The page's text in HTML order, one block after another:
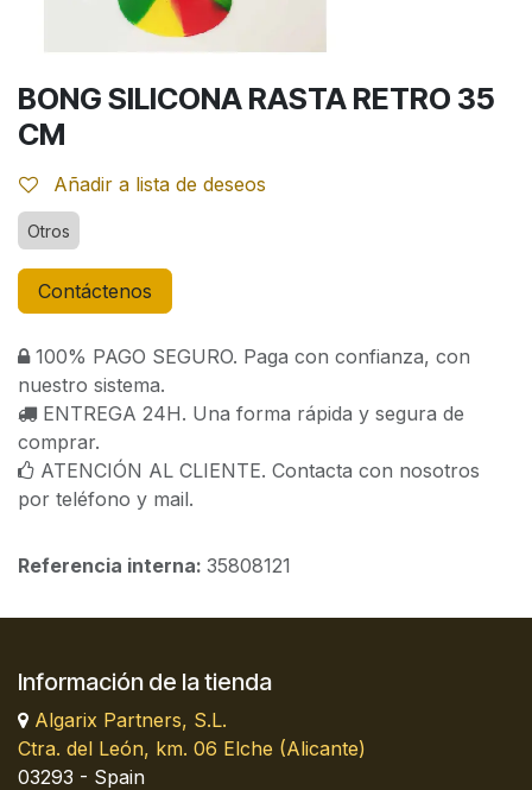
BONG SILICONA RASTA RETRO 35
CM
Añadir a lista de deseos
Otros
Contáctenos
100% PAGO SEGURO. Paga con confianza, con
nuestro sistema.
ENTREGA 24H. Una forma rápida y segura de
comprar.
ATENCIÓN AL CLIENTE. Contacta con nosotros
por teléfono y mail.
Referencia interna: 35808121
Información de la tienda
Algarix Partners, S.L.
Ctra. del León, km. 06 Elche (Alicante)
03293 - Spain